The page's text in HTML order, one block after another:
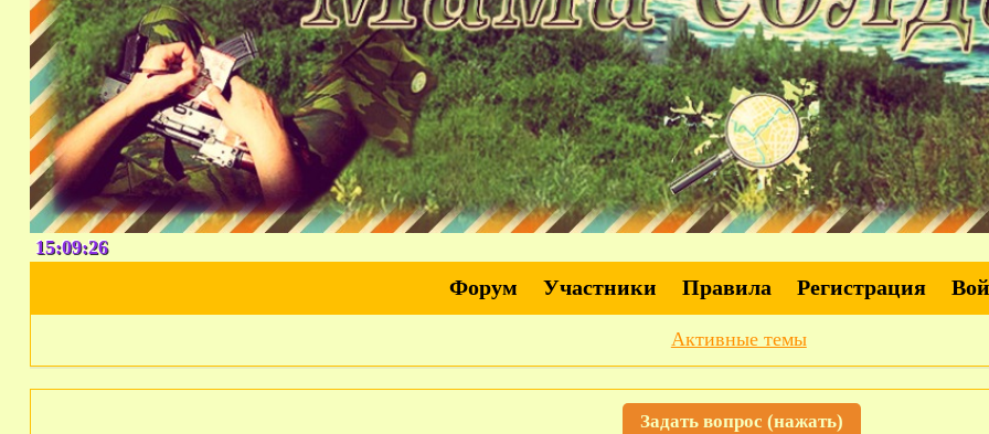
15:09:27
Форум Участники Правила Регистрация
Активные темы
Задать вопрос (нажать)